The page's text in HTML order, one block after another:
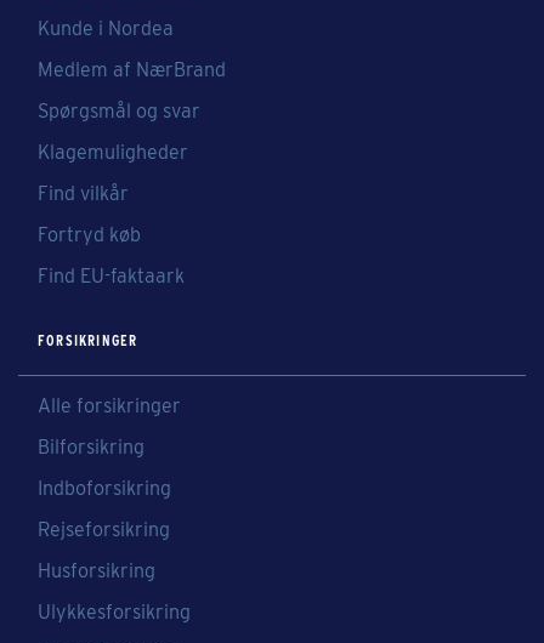
Kunde i Nordea
Medlem af NærBrand
Spørgsmål og svar
Klagemuligheder
Find vilkår
Fortryd køb
Find EU-faktaark
FORSIKRINGER
Alle forsikringer
Bilforsikring
Indboforsikring
Rejseforsikring
Husforsikring
Ulykkesforsikring